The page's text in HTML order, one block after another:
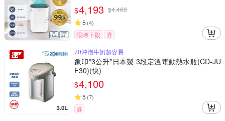
$4,193 $4,460
5 (4)
限時下殺
券
70沖泡牛奶超容易
象印*3公升*日本製 3段定溫電動熱水瓶(CD-JU
F30)(快)
$4,100
5 (7)
券